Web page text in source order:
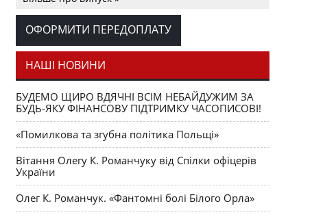
КУЛЬТУРА Петро Іванишин Україноюдаїка
Мартена Феллера: шлях до співбуття
ТОЧКА ЗОРУ Станіслав Шушкевич: «Ми
робитимемо все, щоб демократія в Білорусі
ЕКОНОМІКА Василь ЗдоровикІнфляція в Україні
ІСТОРІЯ І СУЧАСНІСТЬ Володимир В’ятрович
українсько-єврейську співпрацю в боротьбі за
незалежну Україну
ОФОРМИТИ ПЕРЕДОПЛАТУ
НАШІ НОВИНИ
БУДЕМО ЩИРО ВДЯЧНІ ВСІМ НЕБАЙДУЖИМ ЗА
БУДЬ-ЯКУ ФІНАНСОВУ ПІДТРИМКУ ЧАСОПИСОВІ!
«Помилкова та згубна політика Польщі»
Вітання Олегу К. Романчуку від Спілки офіцерів
України
Олег К. Романчук. «Фантомні болі Білого Орла»